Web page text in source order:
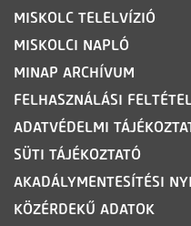
MISKOLC TELELVÍZIÓ
MISKOLCI NAPLÓ
MINAP ARCHÍVUM
FELHASZNÁLÁSI
ADATVÉDELMI
SÜTI TÁJÉKOZTATÓ
AKADÁLYMENTESÍTÉSI
KÖZÉRDEKŰ ADATOK